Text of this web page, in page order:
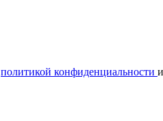
политикой конфиденциальности и